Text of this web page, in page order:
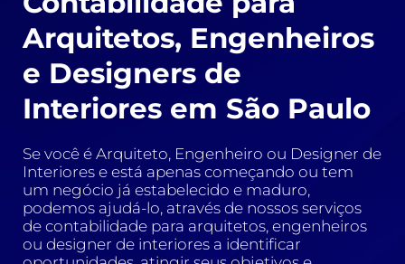
Arquitetos, Engenheiros
e Designers de
Interiores em São Paulo
Se você é Arquiteto, Engenheiro ou Designer de
Interiores e está apenas começando ou tem
um negócio já estabelecido e maduro,
podemos ajudá-lo, através de nossos serviços
de contabilidade para arquitetos, engenheiros
ou designer de interiores a identificar